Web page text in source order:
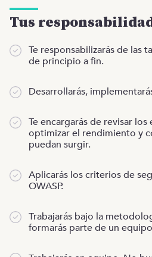
Tus
Te responsabilizarás de las
de principio a fin.
Desarrollarás,
Te encargarás de revisar
optimizar el rendimiento y
puedan surgir.
Aplicarás los criterios de
OWASP.
Trabajarás bajo la
formarás parte de un